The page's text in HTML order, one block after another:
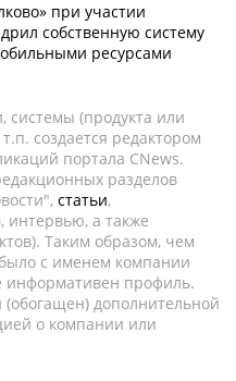
при участии
собственную систему
ресурсами
(продукта или
создается редактором
портала CNews.
разделов
статьи,
интервью, а также
Таким образом, чем
с именем компании
информативен профиль.
дополнительной
о компании или